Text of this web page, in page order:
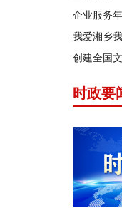
企业服务
我爱湘乡
创建全国
时政要